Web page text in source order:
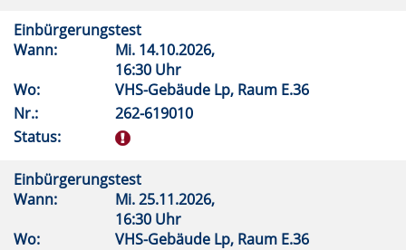
Einbürgerungstest
Wann:
Mi. 14.10.2026,
16:30 Uhr
Wo:
VHS-Gebäude Lp, Raum E.36
Nr.:
262-619010
Status:
Einbürgerungstest
Wann:
Mi.25.11.2026,
16:30 Uhr
Wo:
VHS-Gebäude Lp, Raum E.36